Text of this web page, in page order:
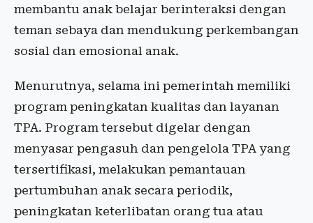
membantu anak belajar berinteraksi dengan
teman sebaya dan mendukung perkembangan
sosial dan emosional anak.
Menurutnya, selama ini pemerintah memiliki
program peningkatan kualitas dan layanan
TPA. Program tersebut digelar dengan
menyasar pengasuh dan pengelola TPA yang
tersertifikasi, melakukan pemantauan
pertumbuhan anak secara periodik,
peningkatan keterlibatan orang tua atau